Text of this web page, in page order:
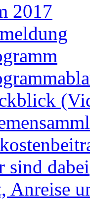
2017
sind dabei
Anreise